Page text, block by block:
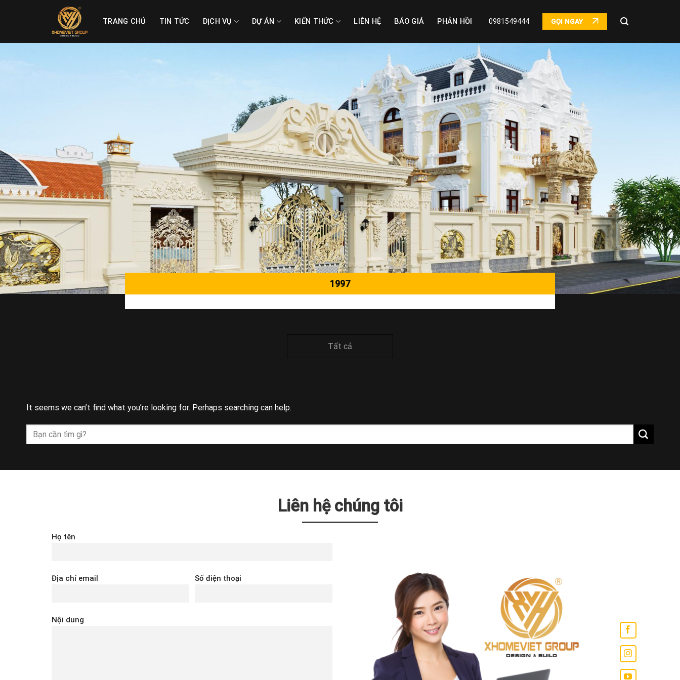
TRANG CHỦ TIN TỨC DỊCH VỤ DỰ ÁN KIẾN THỨC LIÊN HỆ BÁO GIÁ PHẢN HỒI 0981549444 GỌI NGAY
1997
Tất cả
It seems we can’t find what you’re looking for. Perhaps searching can help.
Liên hệ chúng tôi
Họ tên
Địa chỉ email Số điện thoại
Nội dung